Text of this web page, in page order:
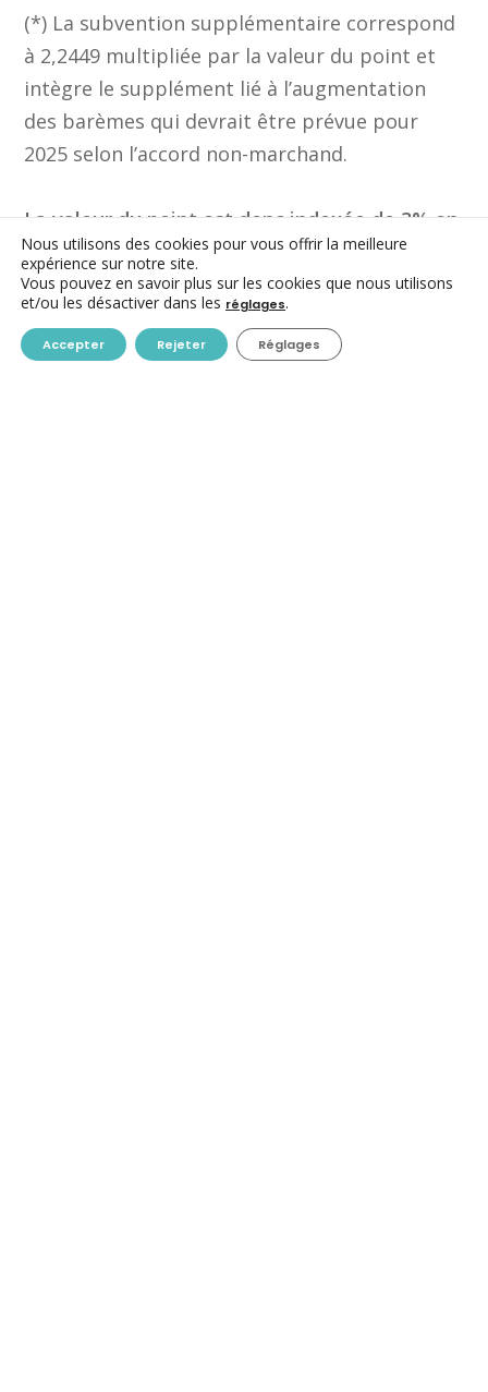
(*) La subvention supplémentaire correspond
à 2,2449 multipliée par la valeur du point et
intègre le supplément lié à l’augmentation
des barèmes qui devrait être prévue pour
2025 selon l’accord non-marchand.
La valeur du point est donc indexée de 3% en
2025.
À ce jour,la date de versement de ces
subsides n’est toujours pas connue
Nous utilisons des cookies pour vous offrir la meilleure
expérience sur notre site.
Vous pouvez en savoir plus sur les cookies que nous utilisons
et/ou les désactiver dans les réglages.
Accepter Rejeter Réglages